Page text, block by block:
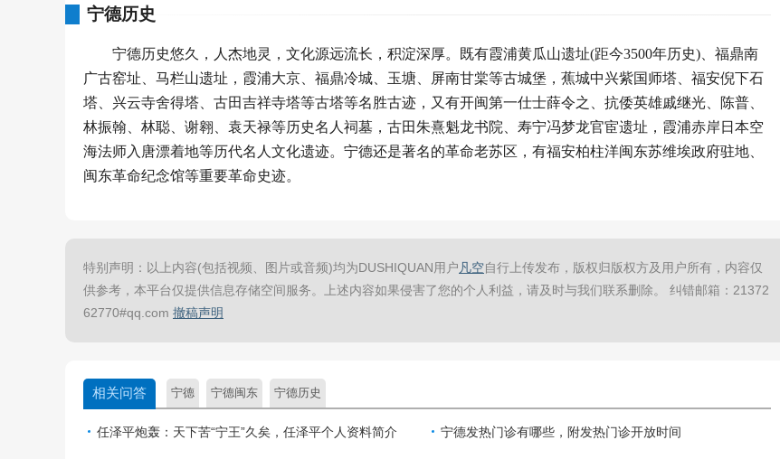
宁德历史
宁德历史悠久，人杰地灵，文化源远流长，积淀深厚。既有霞浦黄瓜山遗址(距今3500年历史)、福鼎南
广古窑址、马栏山遗址，霞浦大京、福鼎冷城、玉塘、屏南甘棠等古城堡，蕉城中兴紫国师塔、福安倪下石
塔、兴云寺舍得塔、古田吉祥寺塔等古塔等名胜古迹，又有开闽第一仕士薛令之、抗倭英雄戚继光、陈普、
林振翰、林聪、谢翱、袁天禄等历史名人祠墓，古田朱熹魁龙书院、寿宁冯梦龙官宦遗址，霞浦赤岸日本空
海法师入唐漂着地等历代名人文化遗迹。宁德还是著名的革命老苏区，有福安柏柱洋闽东苏维埃政府驻地、
闽东革命纪念馆等重要革命史迹。
特别声明：以上内容(包括视频、图片或音频)均为DUSHIQUAN用户 凡空自行上传发布，版权归版权方及用户所有，内容仅
供参考，本平台仅提供信息存储空间服务。上述内容如果侵害了您的个人利益，请及时与我们联系删除。 纠错邮箱：21372
62770#qq.com 撤稿声明
相关问答 宁德 宁德闽东 宁德历史
任泽平炮轰：天下苦“宁王”久矣，任泽平个人资料简介 宁德发热门诊有哪些，附发热门诊开放时间